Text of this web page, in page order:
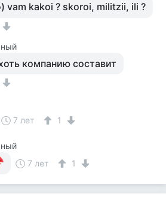
vam kakoi ? skoroi, militzii, ili ?
компанию составит
7 лет 1
7 лет
1